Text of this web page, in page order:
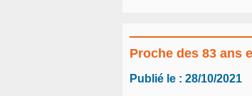
Proche des 83 ans
Publié le : 28/10/2021